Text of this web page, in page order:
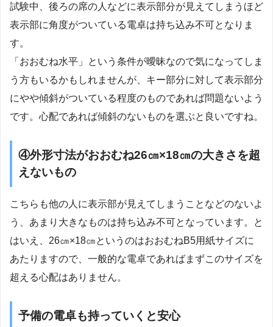
試験中、後ろの席の人などに表示部分が見えてしまうほど
表示部に角度がついている電卓は持ち込み不可となりま
す。
「おおむね水平」という条件が曖昧なので気になってしま
う方もいるかもしれませんが、キー部分に対して表示部分
にやや傾斜がついている程度のものであれば問題ないよう
です。心配であれば傾斜のないものを選ぶと良いですね。
④外形寸法がおおむね26㎝×18㎝の大きさを超
えないもの
こちらも他の人に表示部が見えてしまうことなどのないよ
う、あまり大きなものは持ち込み不可となっています。と
はいえ、26㎝×18㎝というのはおおむねB5用紙サイズに
あたりますので、一般的な電卓であればまずこのサイズを
超える心配はありません。
予備の電卓も持っていくと安心